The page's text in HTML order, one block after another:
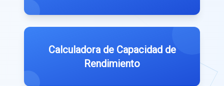
Calculadora de Capacidad de
Rendimiento